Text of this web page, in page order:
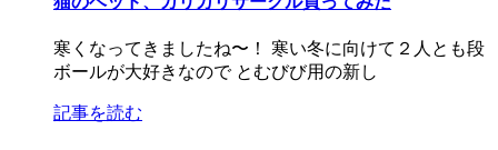
寒くなってきましたね〜！ 寒い冬に向けて２人とも段
ボールが大好きなので とむびび用の新し
記事を読む